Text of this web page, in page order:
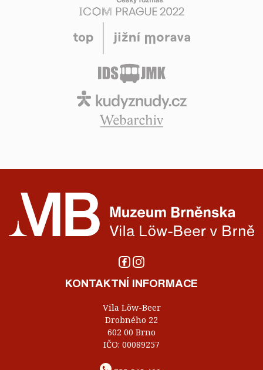
KONTAKTNÍ INFORMACE
Vila Löw-Beer
Drobného 22
602 00 Brno
IČO: 00089257